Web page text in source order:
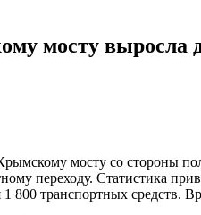
мосту
мосту со стороны
переходу. Статистика
800 транспортных